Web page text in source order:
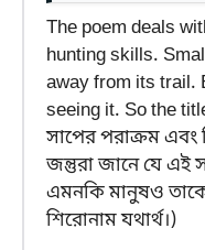
The poem deals
hunting skills.
away from its trail.
seeing it. So the
সাপের পরাক্রম
জন্তুরা জানে যে এই
এমনকি মানুষও
শিরোনাম যথার্থ।)